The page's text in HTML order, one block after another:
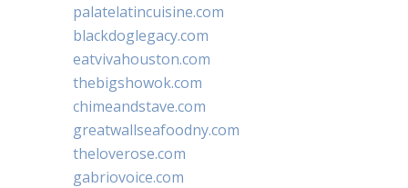
palatelatincuisine.com
blackdoglegacy.com
eatvivahouston.com
thebigshowok.com
chimeandstave.com
greatwallseafoodny.com
theloverose.com
gabriovoice.com